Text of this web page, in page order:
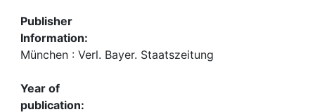
Publisher
Information:
München : Verl. Bayer. Staatszeitung
Year of
publication: